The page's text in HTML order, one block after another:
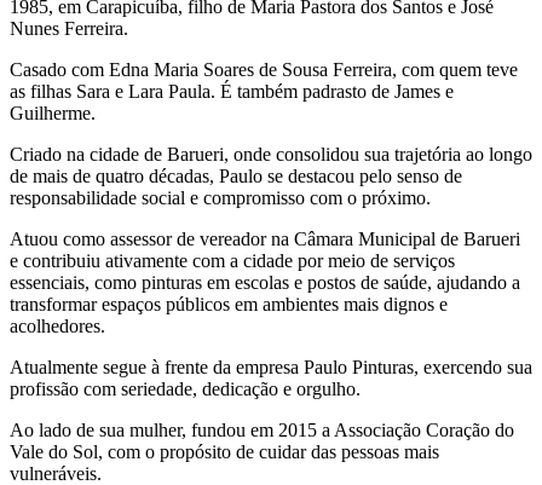
1985, em Carapicuíba, filho de Maria Pastora dos Santos e José
Nunes Ferreira.
Casado com Edna Maria Soares de Sousa Ferreira, com quem teve
as filhas Sara e Lara Paula. É também padrasto de James e
Guilherme.
Criado na cidade de Barueri, onde consolidou sua trajetória ao longo
de mais de quatro décadas, Paulo se destacou pelo senso de
responsabilidade social e compromisso com o próximo.
Atuou como assessor de vereador na Câmara Municipal de Barueri
e contribuiu ativamente com a cidade por meio de serviços
essenciais, como pinturas em escolas e postos de saúde, ajudando a
transformar espaços públicos em ambientes mais dignos e
acolhedores.
Atualmente segue à frente da empresa Paulo Pinturas, exercendo sua
profissão com seriedade, dedicação e orgulho.
Ao lado de sua mulher, fundou em 2015 a Associação Coração do
Vale do Sol, com o propósito de cuidar das pessoas mais
vulneráveis.